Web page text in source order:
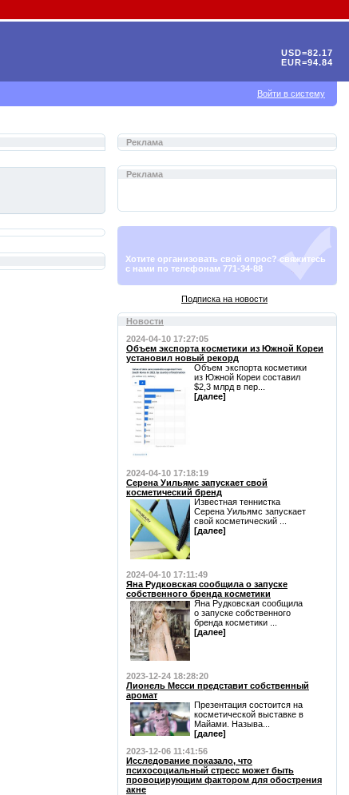
Реклама
Реклама
Хотите организовать свой опрос? свяжитесь
с нами по телефонам 771-34-88
Подписка на новости
Новости
2024-04-10 17:27:05
Объем экспорта косметики из Южной Кореи
установил новый рекорд
Объем экспорта косметики
из Южной Кореи составил
$2,3 млрд в пер...
[далее]
2024-04-10 17:18:19
Серена Уильямс запускает свой
косметический бренд
Известная теннистка
Серена Уильямс запускает
свой косметический ...
[далее]
2024-04-10 17:11:49
Яна Рудковская сообщила о запуске
собственного бренда косметики
Яна Рудковская сообщила
о запуске собственного
бренда косметики ...
[далее]
2023-12-24 18:28:20
Лионель Месси представит собственный
аромат
Презентация состоится на
косметической выставке в
Майами. Называ...
[далее]
2023-12-06 11:41:56
Исследование показало, что
психосоциальный стресс может быть
провоцирующим фактором для обострения
акне
USD=82.17
EUR=94.84
Войти в систему